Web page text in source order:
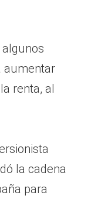
aumentar
renta, al
la cadena
para